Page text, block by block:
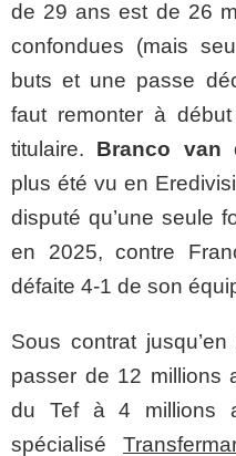
de 29 ans est de 26
confondues (mais
buts et une passe
faut remonter à
titulaire. Branco van
plus été vu en
disputé qu’une seule
en 2025, contre
défaite 4-1 de son
Sous contrat
passer de 12 millions
du Tef à 4 millions
spécialisé